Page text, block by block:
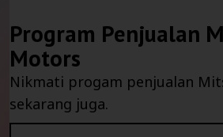
Program Penjualan
Motors
Nikmati progam penjualan
sekarang juga.